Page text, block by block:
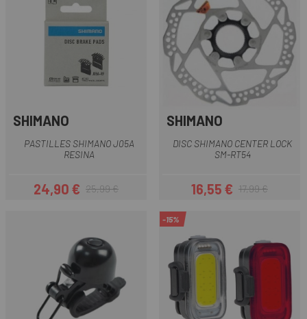
SHIMANO
PASTILLES SHIMANO J05A
RESINA
Preu
24,90 €Preu regular
25,99 €
SHIMANO
DISC SHIMANO CENTER LOCK
SM-RT54
Preu
16,55 €Preu regular
17,99 €
-15%